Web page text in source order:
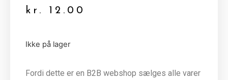
kr. 12.00
Ikke på lager
Fordi dette er en B2B webshop sælges alle varer